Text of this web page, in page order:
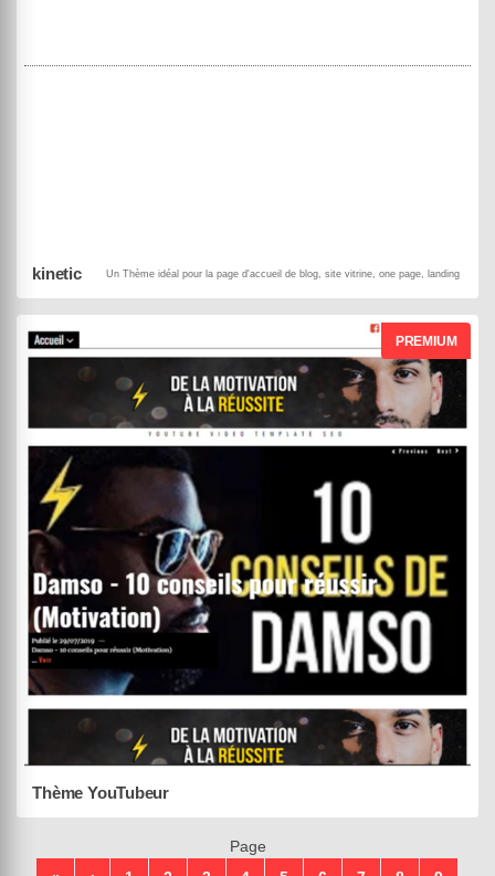
kinetic Un Thème idéal pour la page d'accueil de blog, site vitrine, one page, landing page
Thème YouTubeur
PREMIUM
Withemes Black Panda
ACHETER (55,00 €)
02 août 2019
Page